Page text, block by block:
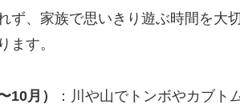
ず、家族で思いきり遊ぶ時間を大
ます。
10月）
：川や山でトンボやカブ